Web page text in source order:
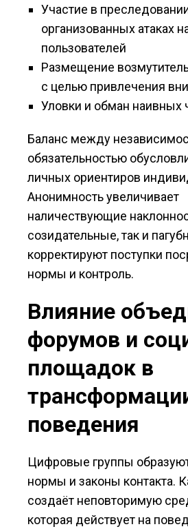
Участие в
организованных атаках
пользователей
Размещение
с целью привлечения
Уловки и обман наивных
Баланс между
обязательностью
личных ориентиров
Анонимность увеличивает
наличествующие
созидательные, так и
корректируют поступки
нормы и контроль.
Влияние
форумов и
площадок в
поведения
Цифровые группы
нормы и законы контакта.
создаёт неповторимую
которая действует на